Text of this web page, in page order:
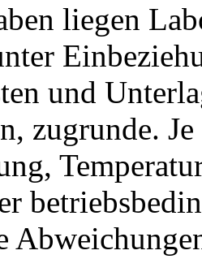
liegen
und
zugrunde.